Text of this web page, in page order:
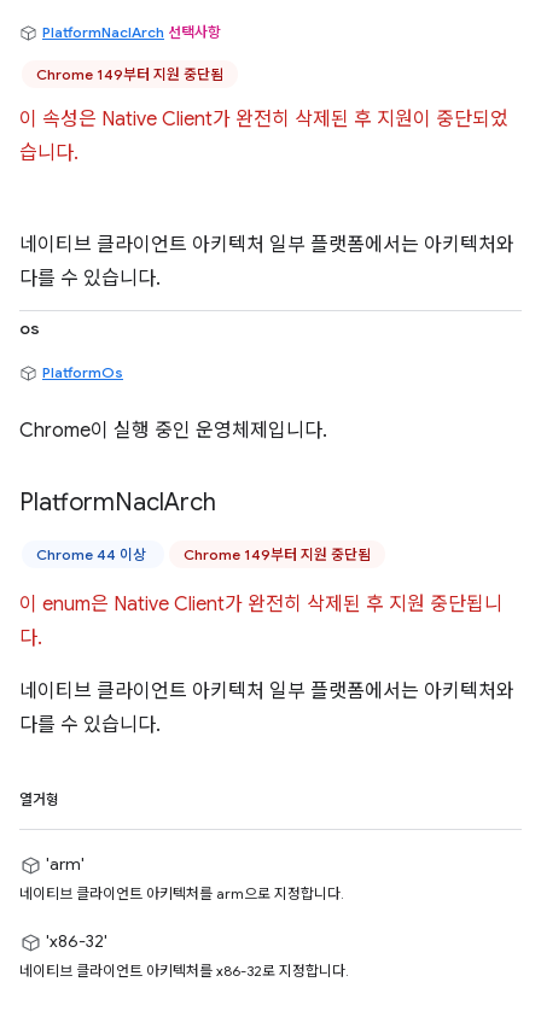
PlatformNaclArch 선택사항
Chrome 149부터 지원 중단됨
이 속성은 Native Client가 완전히 삭제된 후 지원이 중단되었
습니다.
네이티브 클라이언트 아키텍처 일부 플랫폼에서는 아키텍처와
다를 수 있습니다.
os
PlatformOs
Chrome이 실행 중인 운영체제입니다.
PlatformNaclArch
Chrome 44 이상 Chrome 149부터 지원 중단됨
이 enum은 Native Client가 완전히 삭제된 후 지원 중단됩니
다.
네이티브 클라이언트 아키텍처 일부 플랫폼에서는 아키텍처와
다를 수 있습니다.
열거형
'arm'
네이티브 클라이언트 아키텍처를 arm으로 지정합니다.
'x86-32'
네이티브 클라이언트 아키텍처를 x86-32로 지정합니다.